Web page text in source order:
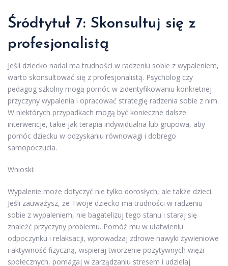
Śródtytuł 7: Skonsultuj się z
profesjonalistą
Jeśli dziecko nadal ma trudności w radzeniu sobie z wypaleniem,
warto skonsultować się z profesjonalistą. Psycholog czy
pedagog szkolny mogą pomóc w zidentyfikowaniu konkretnej
przyczyny wypalenia i opracować strategię radzenia sobie z nim.
W niektórych przypadkach mogą być konieczne dalsze
interwencje, takie jak terapia indywidualna lub grupowa, aby
pomóc dziecku w odzyskaniu równowagi i dobrego
samopoczucia.
Wnioski:
Wypalenie może dotyczyć nie tylko dorosłych, ale także dzieci.
Jeśli zauważysz, że Twoje dziecko ma trudności w radzeniu
sobie z wypaleniem, nie bagatelizuj tego stanu i staraj się
znaleźć przyczyny problemu. Pomóż mu w ułatwieniu
odpoczynku i relaksacji, wprowadzaj zdrowe nawyki żywieniowe
i aktywność fizyczną, wspieraj tworzenie pozytywnych więzi
społecznych, pomagaj w zarządzaniu stresem i udzielaj